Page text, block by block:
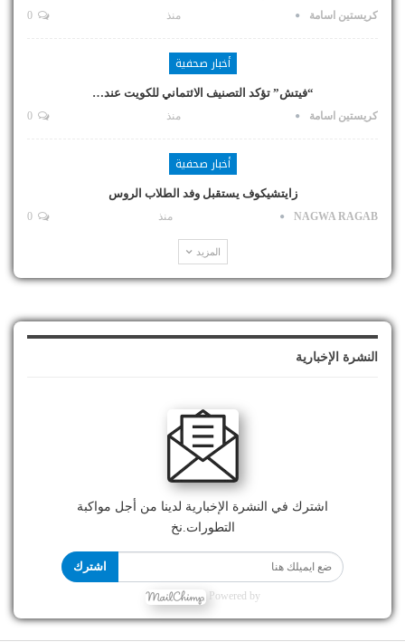
كريستين اسامة منذ
أخبار صحفية
“فيتش” تؤكد التصنيف الائتماني للكويت عند…
كريستين اسامة منذ
أخبار صحفية
زايتشيكوف يستقبل وفد الطلاب الروس
NAGWA RAGAB منذ
المزيد
النشرة الإخبارية
اشترك في النشرة الإخبارية لدينا من أجل مواكبة
التطورات.نخ
اشترك
Powered by